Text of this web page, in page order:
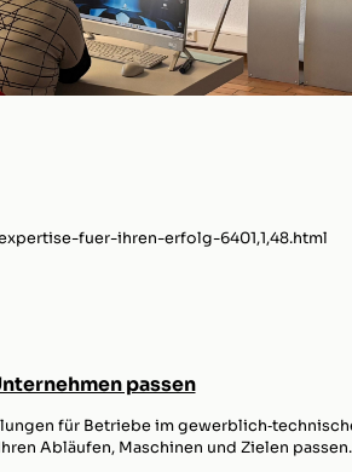
fuer-ihren-erfolg-6401,1,48.html
passen
für Betriebe im
Abläufen, Maschinen und Zielen passen.